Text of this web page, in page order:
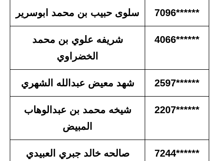
******7096 سلوى حبيب بن محمد ابوسرير
******4066
شريفه علوي بن محمد
الخضراوي
******2597 شهد معيض عبدالله الشهري
******2207
شيخه محمد بن عبدالوهاب
المبيض
******7244 صالحه خالد جبري العبيدي